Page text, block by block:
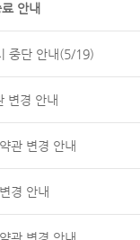
안내
중단 안내(5/19)
변경 안내
약관 변경 안내
경 안내